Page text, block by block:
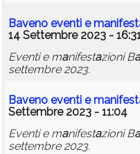
Baveno eventi e manifest
14 Settembre 2023 -
Eventi e manifestazioni Ba
settembre 2023.
Baveno eventi e manifest
Settembre 2023 - 11:04
Eventi e manifestazioni Ba
settembre 2023.